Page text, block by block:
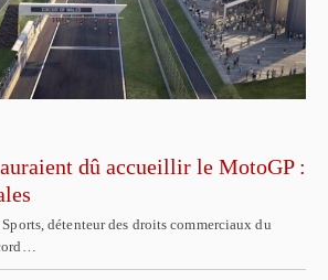
dû accueillir le MotoGP :
détenteur des droits commerciaux du